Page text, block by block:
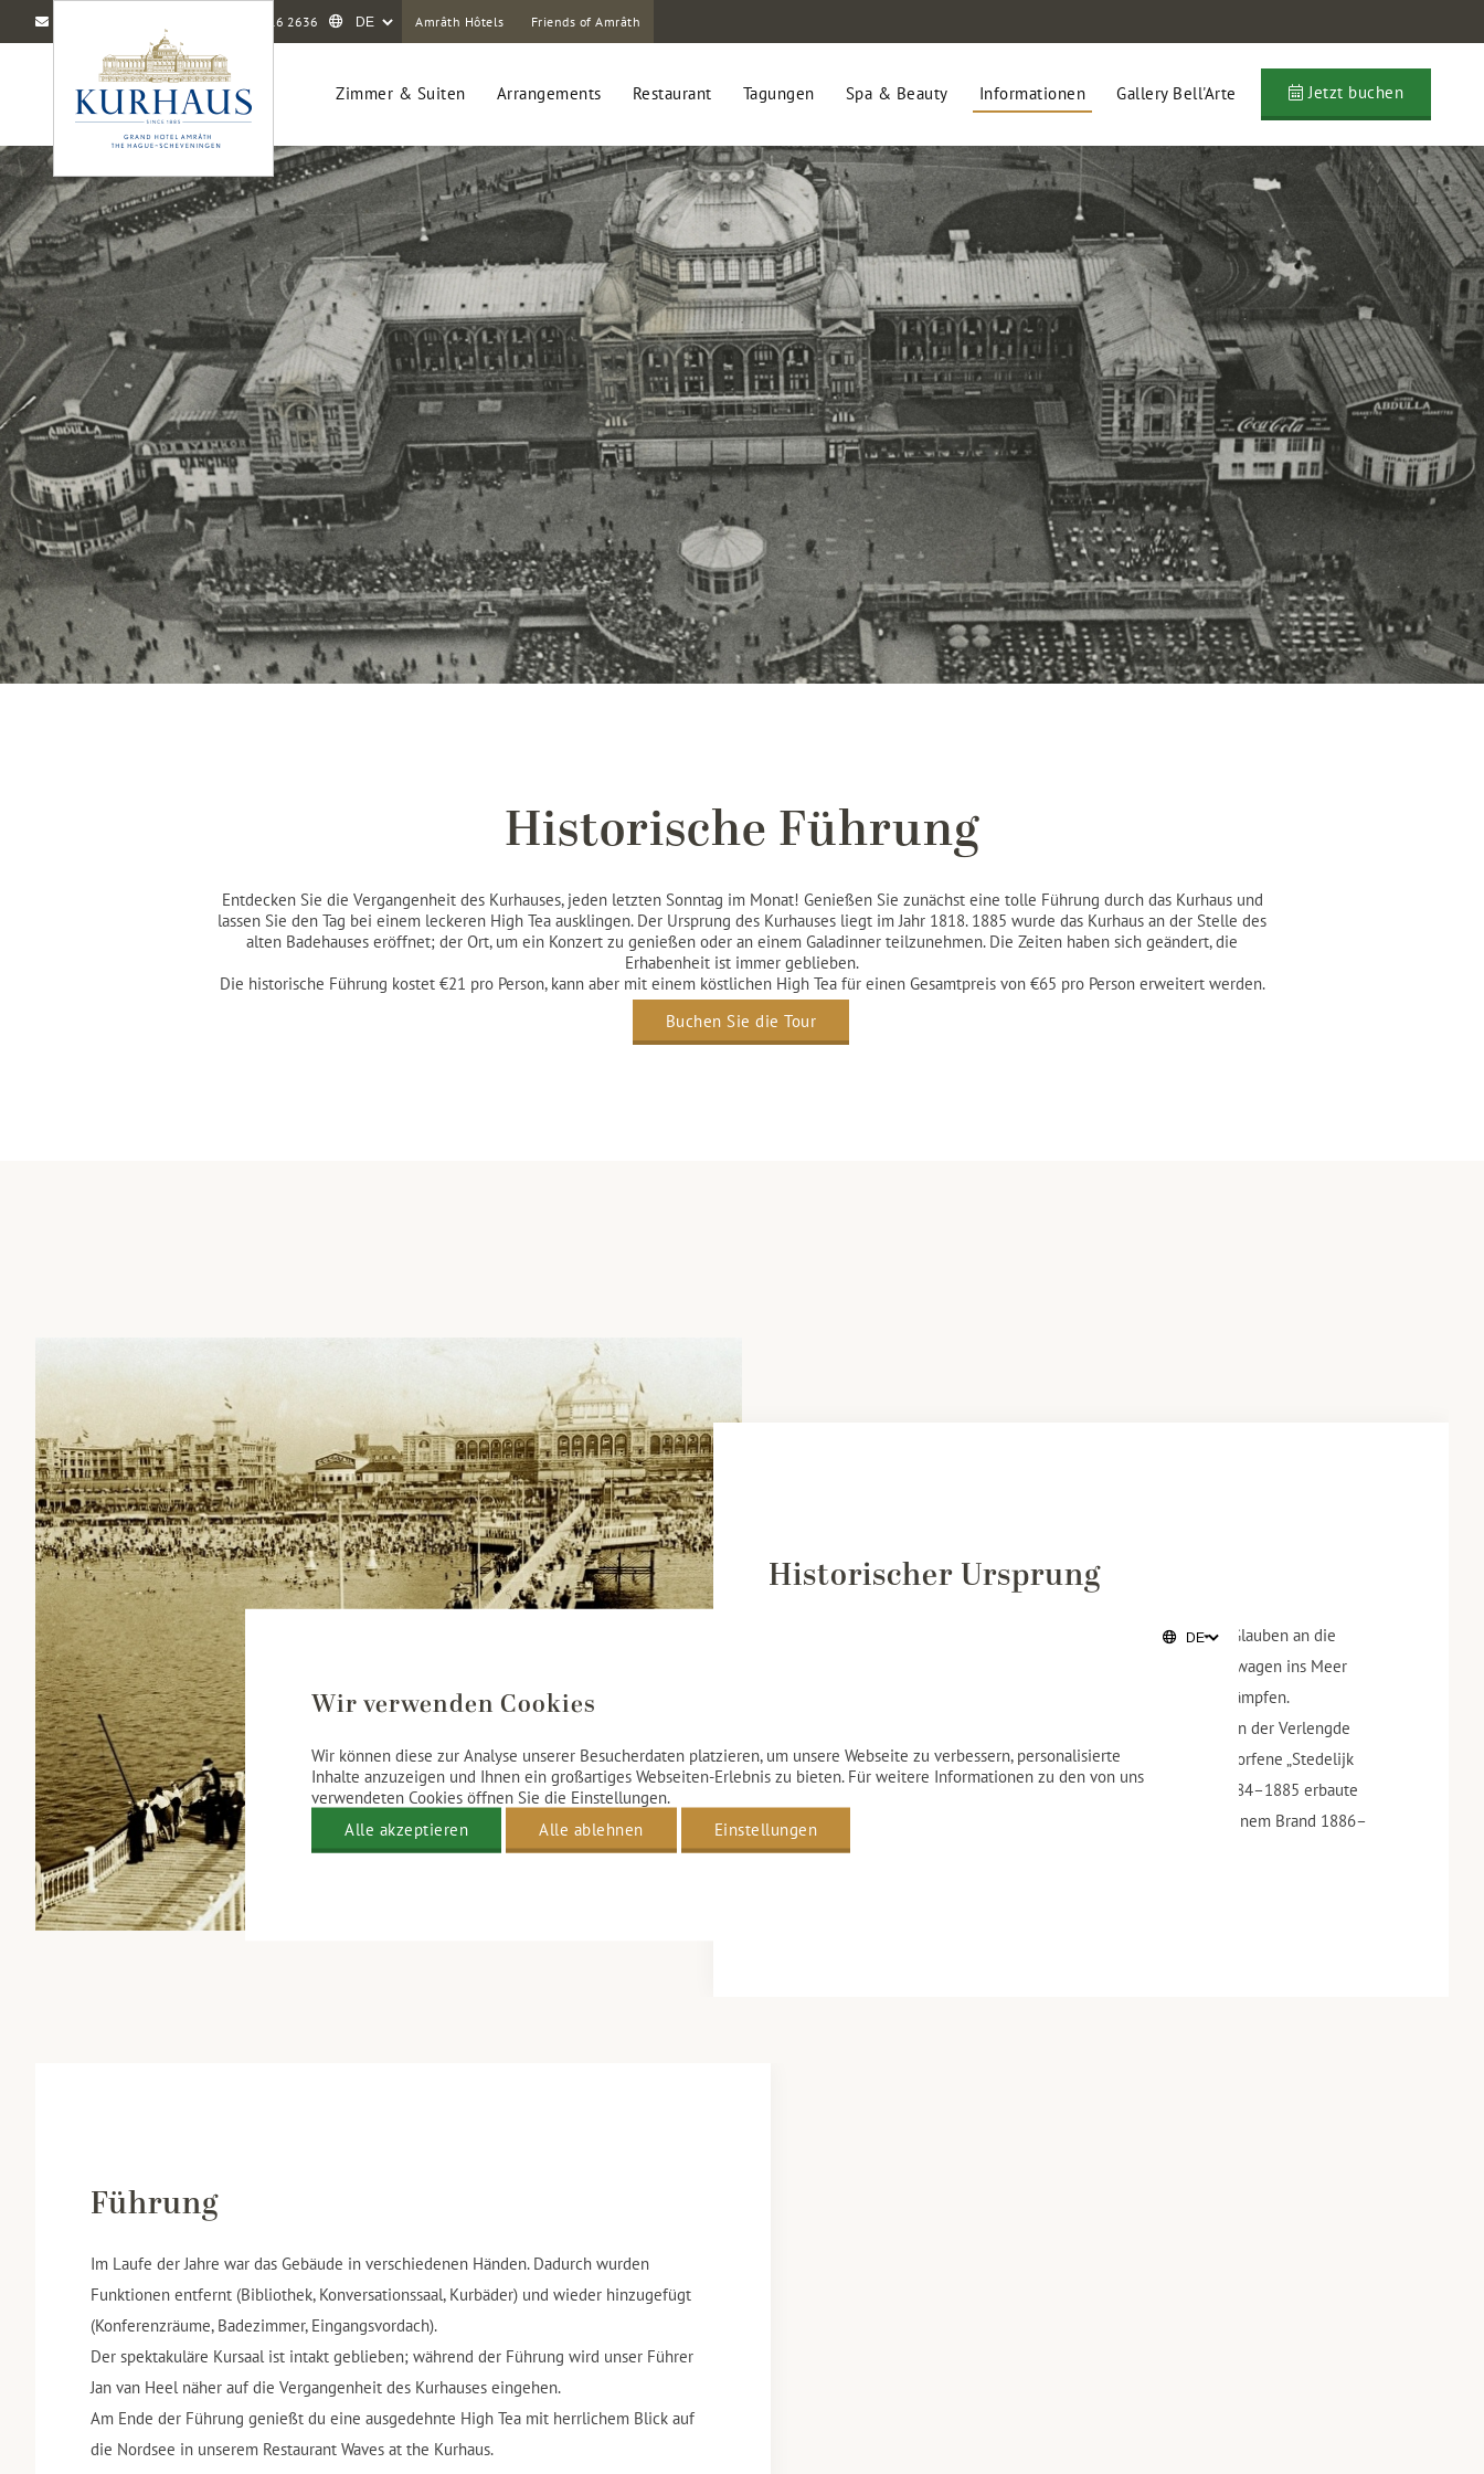
+31 70 416 2636 Amrâth Hôtels Friends of Amrâth
Jetzt buchen
Zimmer & Suiten Arrangements Restaurant Tagungen Spa & Beauty Informationen Gallery Bell'Arte
Historische Führung
Entdecken Sie die Vergangenheit des Kurhauses, jeden letzten Sonntag im Monat! Genießen Sie zunächst eine tolle Führung durch das Kurhaus und
lassen Sie den Tag bei einem leckeren High Tea ausklingen. Der Ursprung des Kurhauses liegt im Jahr 1818. 1885 wurde das Kurhaus an der Stelle des
alten Badehauses eröffnet; der Ort, um ein Konzert zu genießen oder an einem Galadinner teilzunehmen. Die Zeiten haben sich geändert, die
Erhabenheit ist immer geblieben.
Die historische Führung kostet €21 pro Person, kann aber mit einem köstlichen High Tea für einen Gesamtpreis von €65 pro Person erweitert werden.
Buchen Sie die Tour
Historischer Ursprung
Die Ursprünge des Kurhauses reichen bis ins Jahr 1818 zurück. Im Glauben an die
heilende Wirkung des Meerwassers ließ man Menschen auf Pferdewagen ins Meer
ziehen, um Rheuma, Nervenkrankheiten oder Fettleibigkeit zu bekämpfen.
Jacob Pronk eröffnete daraufhin einen Holzpavillon mit Badehaus an der Verlengde
Badhuisstraat. 1828 wurde dieser durch das von Zeger Reyers entworfene „Stedelijk
Badehaus“ ersetzt. Der Erfolg führte 1856 zu einer Erweiterung. 1884–1885 erbaute
Johann Friedrich Henkenhaf an gleicher Stelle das Kurhaus. Nach einem Brand 1886–
1887 wurde es von Friedrich Ebert wiederaufgebaut.
Führung
Im Laufe der Jahre war das Gebäude in verschiedenen Händen. Dadurch wurden
Funktionen entfernt (Bibliothek, Konversationssaal, Kurbäder) und wieder hinzugefügt
(Konferenzräume, Badezimmer, Eingangsvordach).
Der spektakuläre Kursaal ist intakt geblieben; während der Führung wird unser Führer
Jan van Heel näher auf die Vergangenheit des Kurhauses eingehen.
Am Ende der Führung genießt du eine ausgedehnte High Tea mit herrlichem Blick auf
die Nordsee in unserem Restaurant Waves at the Kurhaus.
Wir verwenden Cookies
Wir können diese zur Analyse unserer Besucherdaten platzieren, um unsere Webseite zu verbessern, personalisierte
Inhalte anzuzeigen und Ihnen ein großartiges Webseiten-Erlebnis zu bieten. Für weitere Informationen zu den von uns
verwendeten Cookies öffnen Sie die Einstellungen.
Alle akzeptieren
Alle ablehnen Einstellungen